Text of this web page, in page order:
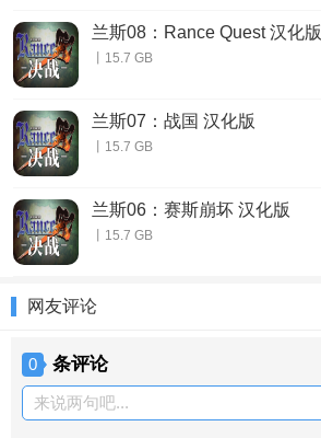
兰斯08：Rance Quest 汉化版
丨15.7 GB
兰斯07：战国 汉化版
丨15.7 GB
兰斯06：赛斯崩坏 汉化版
丨15.7 GB
网友评论
0 条评论
来说两句吧...